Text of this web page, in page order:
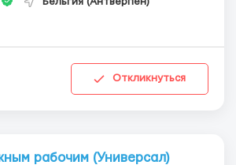
Откликнуться
рабочим (Универсал)